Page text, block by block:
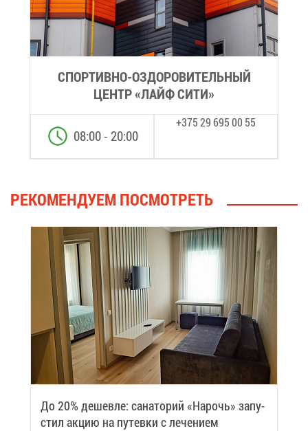
СПОР­ТИВ­НО-ОЗДО­РО­ВИ­ТЕЛЬ­НЫЙ
ЦЕНТР «ЛАЙФ СИ­ТИ»
+375 29 695 00 55
08:00 - 20:00
РЕ­КО­МЕН­ДУ­ЕМ ПО­СМОТ­РЕТЬ
До 20% де­шев­ле: са­на­то­рий «На­рочь» за­пу­
стил ак­цию на пу­тев­ки с ле­че­ни­ем